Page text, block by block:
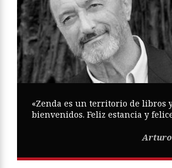
«Zenda es un territorio de libros
bienvenidos. Feliz estancia y
Arturo